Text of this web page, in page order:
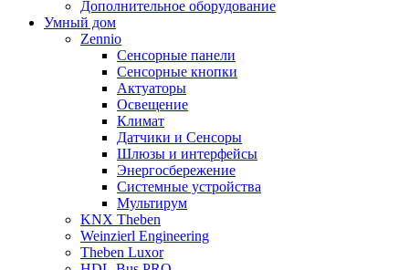
Дополнительное оборудование
Умный дом
Zennio
Сенсорные панели
Сенсорные кнопки
Актуаторы
Освещение
Климат
Датчики и Сенсоры
Шлюзы и интерфейсы
Энергосбережение
Системные устройства
Мультирум
KNX Theben
Weinzierl Engineering
Theben Luxor